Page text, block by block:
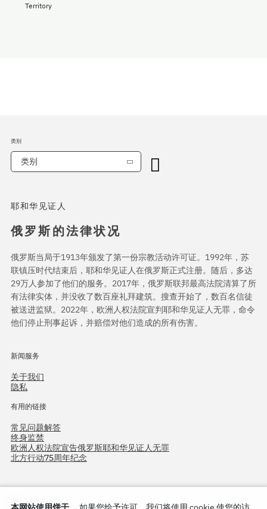
Territory
耶和华见证人
俄罗斯的法律状况
俄罗斯当局于1913年颁发了第一份宗教活动许可证。1992年，苏
联镇压时代结束后，耶和华见证人在俄罗斯正式注册。随后，多达
29万人参加了他们的服务。2017年，俄罗斯联邦最高法院清算了所
有法律实体，并没收了数百座礼拜建筑。搜查开始了，数百名信徒
被送进监狱。2022年，欧洲人权法院宣判耶和华见证人无罪，命令
他们停止刑事起诉，并赔偿对他们造成的所有伤害。
新闻服务
关于我们
隐私
有用的链接
常见问题解答
终身监禁
欧洲人权法院宣告俄罗斯耶和华见证人无罪
北方行动75周年纪念
类别
类别